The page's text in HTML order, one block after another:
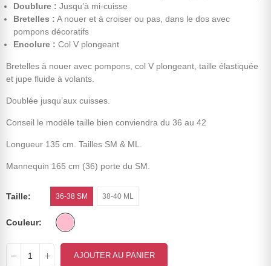
Doublure : Jusqu’à mi-cuisse
Bretelles : A nouer et à croiser ou pas, dans le dos avec
pompons décoratifs
Encolure : Col V plongeant
Bretelles à nouer avec pompons, col V plongeant, taille élastiquée
et jupe fluide à volants.
Doublée jusqu’aux cuisses.
Conseil le modèle taille bien conviendra du 36 au 42
Longueur 135 cm. Tailles SM & ML.
Mannequin 165 cm (36) porte du SM.
Taille 36-38 SM 38-40 ML
Couleur
AJOUTER AU PANIER